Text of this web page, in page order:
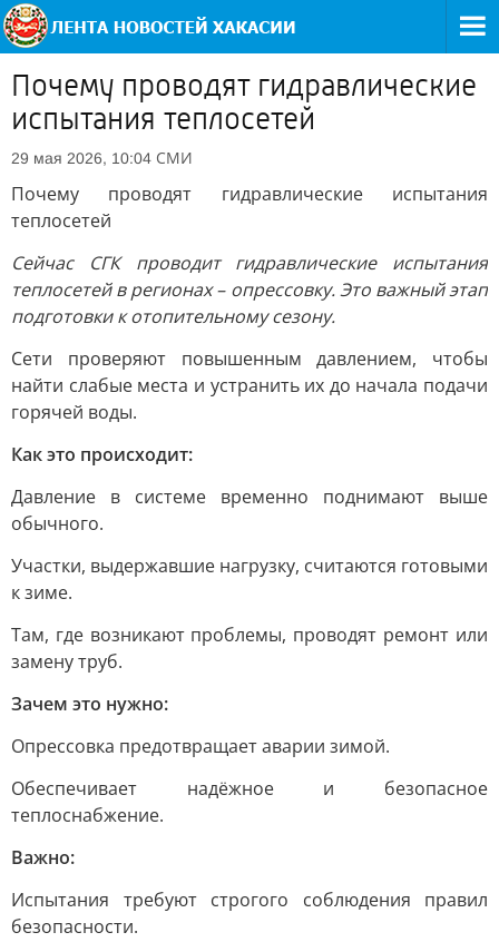
Почему проводят гидравлические
испытания теплосетей
29 мая 2026, 10:04 СМИ
Почему проводят гидравлические испытания
теплосетей
Сейчас СГК проводит гидравлические испытания
теплосетей в регионах – опрессовку. Это важный этап
подготовки к отопительному сезону.
Сети проверяют повышенным давлением, чтобы
найти слабые места и устранить их до начала подачи
горячей воды.
Как это происходит:
Давление в системе временно поднимают выше
обычного.
Участки, выдержавшие нагрузку, считаются готовыми
к зиме.
Там, где возникают проблемы, проводят ремонт или
замену труб.
Зачем это нужно:
Опрессовка предотвращает аварии зимой.
Обеспечивает надёжное и безопасное
теплоснабжение.
Важно:
Испытания требуют строгого соблюдения правил
безопасности.